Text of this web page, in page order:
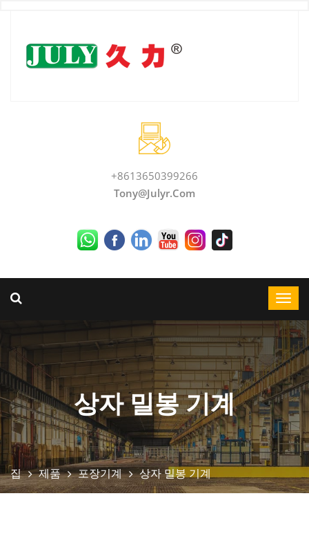
+8613650399266
Tony@julyr.com
상자 밀봉 기계
집 제품 포장기계 상자 밀봉 기계